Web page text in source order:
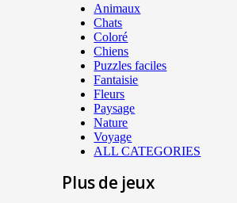
Animaux
Chats
Coloré
Chiens
Puzzles faciles
Fantaisie
Fleurs
Paysage
Nature
Voyage
ALL CATEGORIES
Plus de jeux